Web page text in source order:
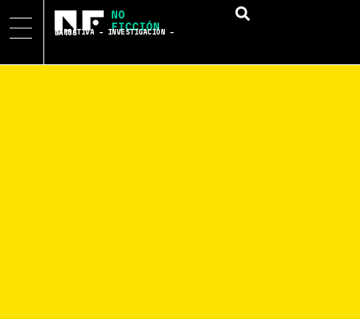
NARRATIVA – INVESTIGACIÓN – DATOS